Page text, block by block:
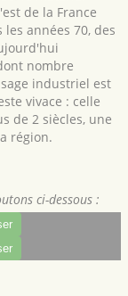
de la France
années 70, des
nombre
industriel est
vivace : celle
de 2 siècles, une
région.
ci-dessous :